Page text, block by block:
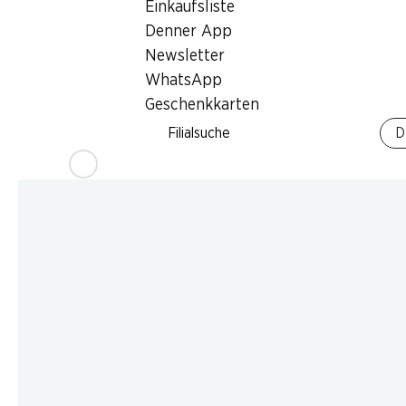
Einkaufsliste
Denner App
Newsletter
WhatsApp
Geschenkkarten
Filialsuche